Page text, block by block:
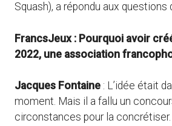
Squash), a répondu aux questions
FrancsJeux : Pourquoi avoir
2022, une association
Jacques Fontaine : L’idée était
moment. Mais il a fallu un
circonstances pour la